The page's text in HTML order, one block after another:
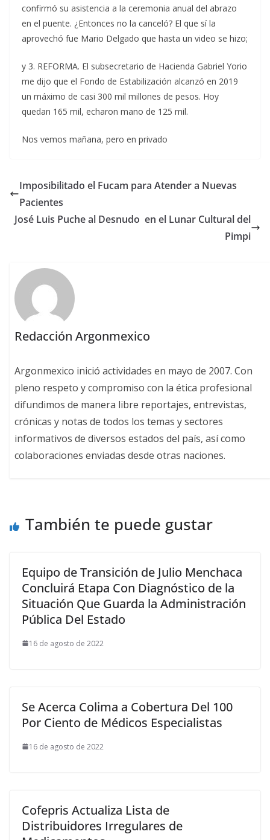
confirmó su asistencia a la ceremonia anual del abrazo
en el puente. ¿Entonces no la canceló? El que sí la
aprovechó fue Mario Delgado que hasta un video se hizo;
y 3. REFORMA. El subsecretario de Hacienda Gabriel Yorio
me dijo que el Fondo de Estabilización alcanzó en 2019
un máximo de casi 300 mil millones de pesos. Hoy
quedan 165 mil, echaron mano de 125 mil.
Nos vemos mañana, pero en privado
Imposibilitado el Fucam para Atender a Nuevas
Pacientes
José Luis Puche al Desnudo en el Lunar Cultural del
Pimpi
Redacción Argonmexico
Argonmexico inició actividades en mayo de 2007. Con
pleno respeto y compromiso con la ética profesional
difundimos de manera libre reportajes, entrevistas,
crónicas y notas de todos los temas y sectores
informativos de diversos estados del país, así como
colaboraciones enviadas desde otras naciones.
También te puede gustar
Equipo de Transición de Julio Menchaca
Concluirá Etapa Con Diagnóstico de la
Situación Que Guarda la Administración
Pública Del Estado
16 de agosto de 2022
Se Acerca Colima a Cobertura Del 100
Por Ciento de Médicos Especialistas
16 de agosto de 2022
Cofepris Actualiza Lista de
Distribuidores Irregulares de